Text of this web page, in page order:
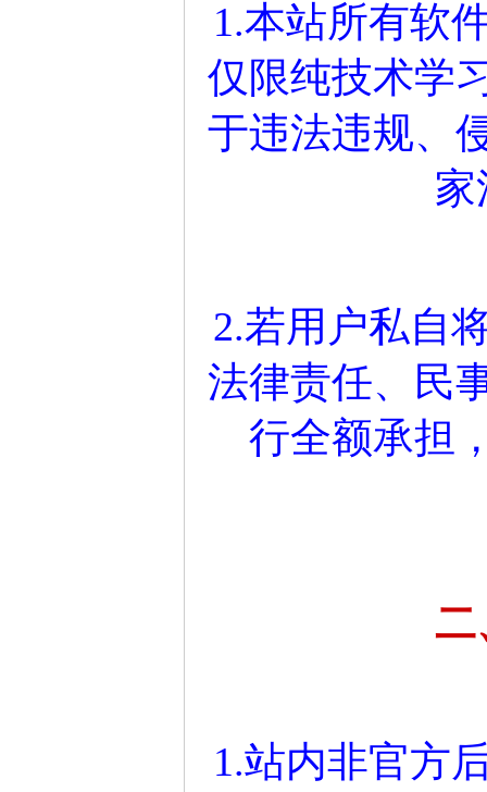
1.本站所有软
仅限纯技术学
于违法违规、
2.若用户私自
法律责任、民
行全额承担
二
1.站内非官方